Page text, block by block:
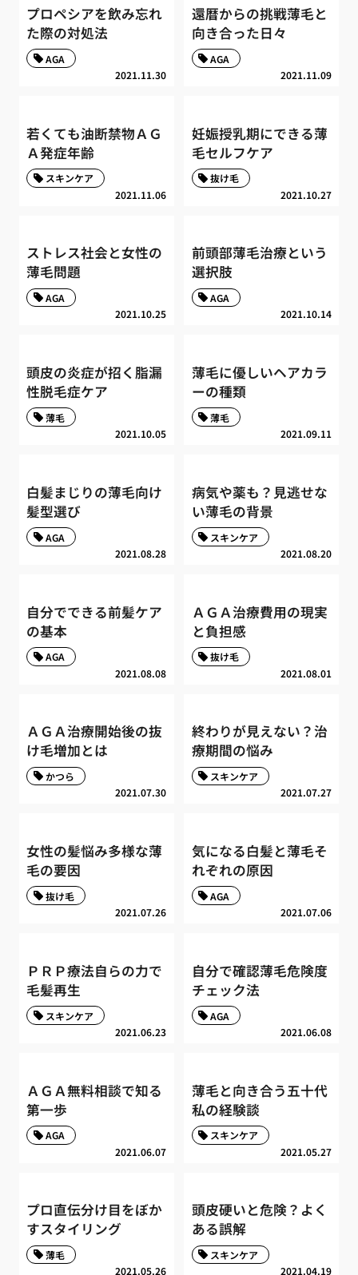
プロペシアを飲み忘れ
た際の対処法
2021.11.30
AGA
還暦からの挑戦薄毛と
向き合った日々
2021.11.09
AGA
若くても油断禁物ＡＧ
Ａ発症年齢
2021.11.06
スキンケア
妊娠授乳期にできる薄
毛セルフケア
2021.10.27
抜け毛
ストレス社会と女性の
薄毛問題
2021.10.25
AGA
前頭部薄毛治療という
選択肢
2021.10.14
AGA
頭皮の炎症が招く脂漏
性脱毛症ケア
2021.10.05
薄毛
薄毛に優しいヘアカラ
ーの種類
2021.09.11
薄毛
白髪まじりの薄毛向け
髪型選び
2021.08.28
AGA
病気や薬も？見逃せな
い薄毛の背景
2021.08.20
スキンケア
自分でできる前髪ケア
の基本
2021.08.08
AGA
ＡＧＡ治療費用の現実
と負担感
2021.08.01
抜け毛
ＡＧＡ治療開始後の抜
け毛増加とは
2021.07.30
かつら
終わりが見えない？治
療期間の悩み
2021.07.27
スキンケア
女性の髪悩み多様な薄
毛の要因
2021.07.26
抜け毛
気になる白髪と薄毛そ
れぞれの原因
2021.07.06
AGA
ＰＲＰ療法自らの力で
毛髪再生
2021.06.23
スキンケア
自分で確認薄毛危険度
チェック法
2021.06.08
AGA
ＡＧＡ無料相談で知る
第一歩
2021.06.07
AGA
薄毛と向き合う五十代
私の経験談
2021.05.27
スキンケア
プロ直伝分け目をぼか
すスタイリング
2021.05.26
薄毛
頭皮硬いと危険？よく
ある誤解
2021.04.19
スキンケア